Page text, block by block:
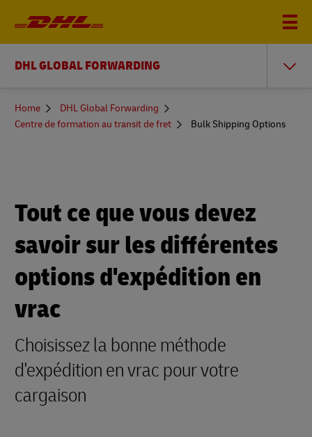
DHL GLOBAL FORWARDING
You
here
Home
DHL Global Forwarding
Centre de formation au transit de fret
Bulk Shipping Options
Tout ce que vous devez
savoir sur les différentes
options d'expédition en
vrac
Choisissez la bonne méthode
d'expédition en vrac pour votre
cargaison